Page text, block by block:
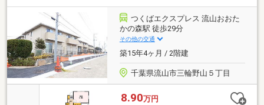
つくばエクスプレス 流山おおた
かの森駅 徒歩29分
その他の交通
築15年4ヶ月 / 2階建
千葉県流山市三輪野山５丁目
8.90万円